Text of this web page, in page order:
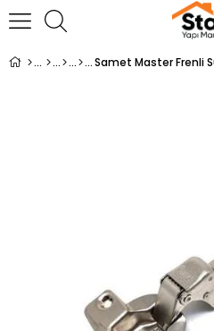
Samet Master Frenli